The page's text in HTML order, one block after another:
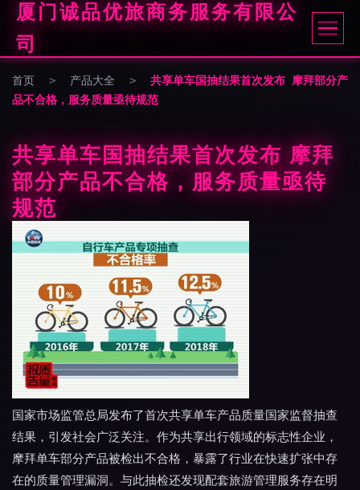
厦门诚品优旅商务服务有限公
司
首页 > 产品大全 >
共享单车国抽结果首次发布 摩拜部分产
品不合格，服务质量亟待规范
共享单车国抽结果首次发布 摩拜
部分产品不合格，服务质量亟待
规范
国家市场监管总局发布了首次共享单车产品质量国家监督抽查
结果，引发社会广泛关注。作为共享出行领域的标志性企业，
摩拜单车部分产品被检出不合格，暴露了行业在快速扩张中存
在的质量管理漏洞。与此抽检还发现配套旅游管理服务存在明